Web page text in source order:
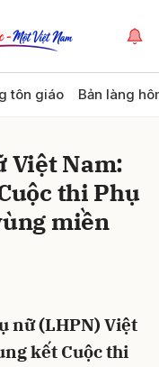
tôn giáo Bản làng
Việt Nam:
thi Phụ
miền
nữ (LHPN) Việt
kết Cuộc thi